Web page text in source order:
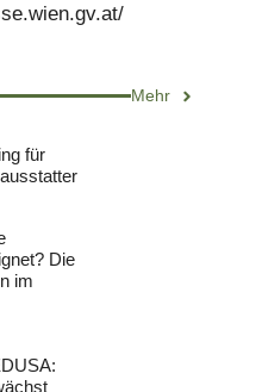
Mehr
für
Die
im